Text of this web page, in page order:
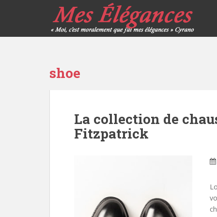
shoe
La collection de
Fitzpatrick